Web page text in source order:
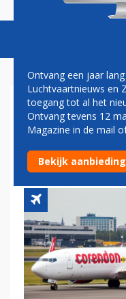
DOOR
SUNWEB
Ontvang een jaar
Luchtvaartnieuws en
toegang tot al het
Ontvang tevens 12
Magazine in de mail
Bekijk aanbieding